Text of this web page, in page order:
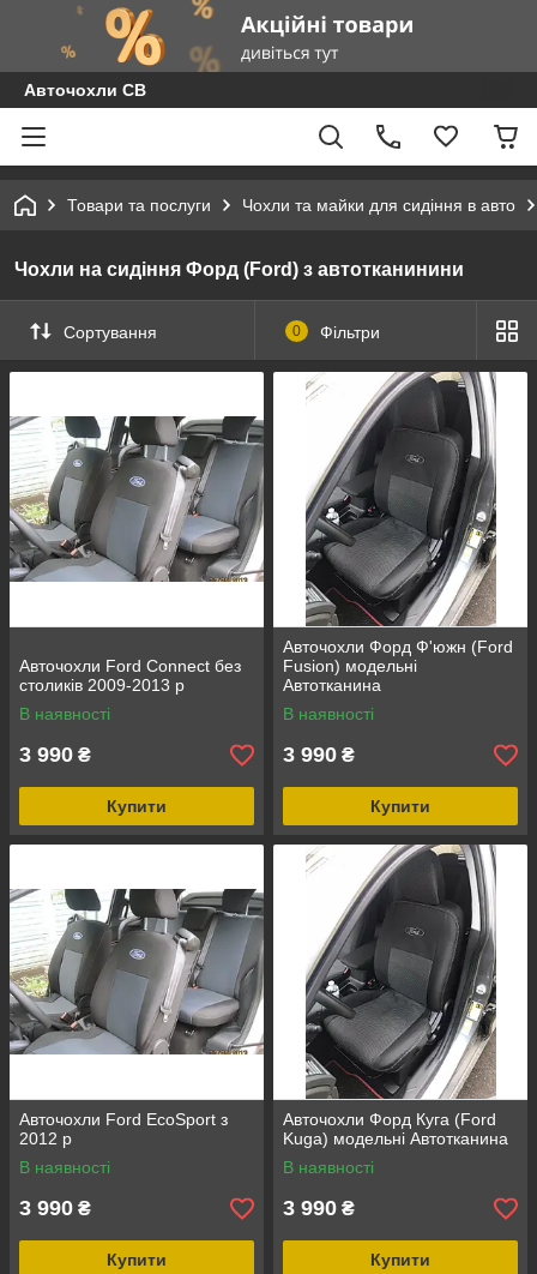
Авточохли СВ
Товари та послуги Чохли та майки для сидіння в авто
Чохли на сидіння Форд (Ford) з автотканинини
Сортування 0 Фільтри
Авточохли Ford Connect без
столиків 2009-2013 р
В наявності
3 990 ₴
Купити
Авточохли Форд Ф'южн (Ford
Fusion) модельні
Автотканина
В наявності
3 990 ₴
Купити
Авточохли Ford EcoSport з
2012 р
В наявності
3 990 ₴
Купити
Авточохли Форд Куга (Ford
Kuga) модельні Автотканина
В наявності
3 990 ₴
Купити